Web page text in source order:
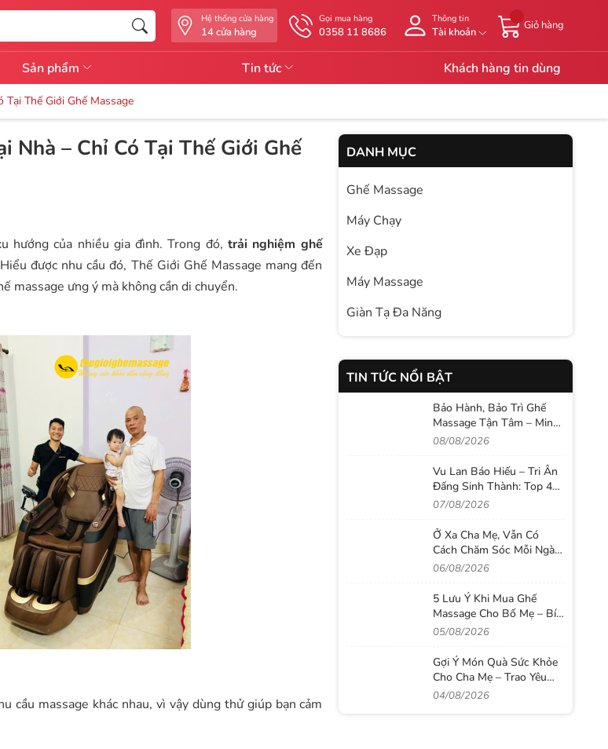
Hệ thống cửa hàng
14 cửa hàng
Gọi mua hàng
0358 11 8686
Thông tin
Tài khoản
Giỏ hàng
Sản phẩm Tin tức Khách hàng tin dùng
Tại Thế Giới Ghế Massage
Nhà – Chỉ Có Tại Thế Giới Ghế
hướng của nhiều gia đình. Trong đó, trải nghiệm ghế
được nhu cầu đó, Thế Giới Ghế Massage mang đến
massage ưng ý mà không cần di chuyển.
cầu massage khác nhau, vì vậy dùng thử giúp bạn cảm
DANH MỤC
Ghế Massage
Máy Chạy
Xe Đạp
Máy Massage
Giàn Tạ Đa Năng
TIN TỨC NỔI BẬT
Bảo Hành, Bảo Trì Ghế
Massage Tận Tâm – Minh
Bạch Tại
08/08/2026
Vu Lan Báo Hiếu – Tri Ân
Đấng Sinh Thành: Top 4
Ghế Massage IKIGAI Đáng
07/08/2026
Ở Xa Cha Mẹ, Vẫn Có
Cách Chăm Sóc Mỗi Ngày
Với Ghế Massage
06/08/2026
5 Lưu Ý Khi Mua Ghế
Massage Cho Bố Mẹ – Bí
Quyết Chọn Đúng Để
Dài
05/08/2026
Gợi Ý Món Quà Sức Khỏe
Cho Cha Mẹ – Trao Yêu
Thương Bằng Sự Quan
04/08/2026